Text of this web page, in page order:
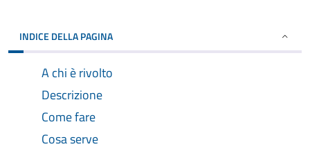
INDICE DELLA PAGINA
A chi è rivolto
Descrizione
Come fare
Cosa serve